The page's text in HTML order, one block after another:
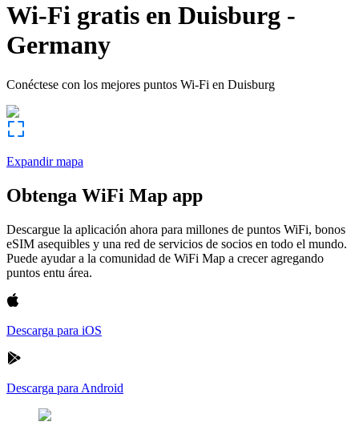
Wi-Fi gratis en Duisburg -
Germany
Conéctese con los mejores puntos Wi-Fi en Duisburg
Expandir mapa
Obtenga WiFi Map app
Descargue la aplicación ahora para millones de puntos WiFi, bonos
eSIM asequibles y una red de servicios de socios en todo el mundo.
Puede ayudar a la comunidad de WiFi Map a crecer agregando
puntos entu área.
Descarga para iOS
Descarga para Android